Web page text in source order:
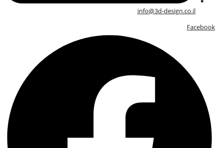
info@3d-design.co.il
Facebook